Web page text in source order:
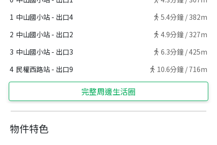
物件特色
1 中山國小站 - 出口4 5.4分鐘 / 382m
2 中山國小站 - 出口2 4.9分鐘 / 327m
3 中山國小站 - 出口3 6.3分鐘 /425m
4 民權西路站 - 出口9 10.6分鐘 / 716m
完整周邊生活圈